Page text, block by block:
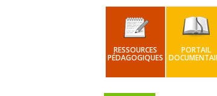
RESSOURCES
PÉDAGOGIQUES
PORTAIL